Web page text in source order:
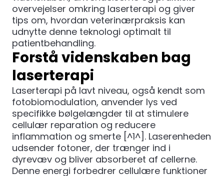
overvejelser omkring laserterapi og giver
tips om, hvordan veterinærpraksis kan
udnytte denne teknologi optimalt til
patientbehandling.
Forstå videnskaben bag
laserterapi
Laserterapi på lavt niveau, også kendt som
fotobiomodulation, anvender lys ved
specifikke bølgelængder til at stimulere
cellulær reparation og reducere
inflammation og smerte [^1^]. Laserenheden
udsender fotoner, der trænger ind i
dyrevæv og bliver absorberet af cellerne.
Denne energi forbedrer cellulære funktioner